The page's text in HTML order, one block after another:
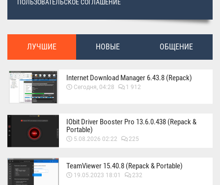
ПОЛЬЗОВАТЕЛЬСКОЕ СОГЛАШЕНИЕ
ЛУЧШИЕ НОВЫЕ ОБЩЕНИЕ
Internet Download Manager 6.43.8 (Repack)
Сегодня, 04:28 1 912
IObit Driver Booster Pro 13.6.0.438 (Repack &
Portable)
5.08.2026 02:22 225
TeamViewer 15.40.8 (Repack & Portable)
19.05.2023 18:01 232